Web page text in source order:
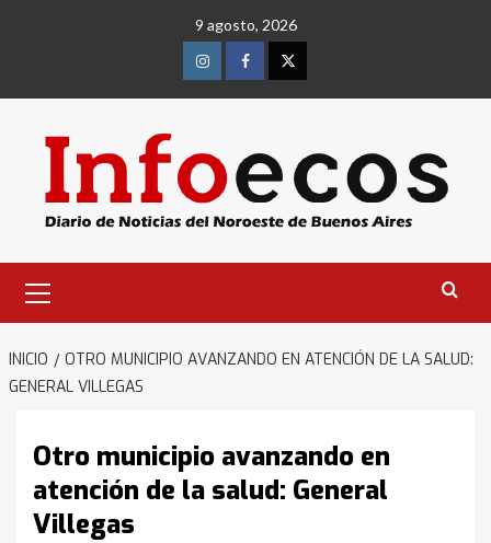
9 agosto, 2026
InstagramFacebookTwitter
primario
INICIO
OTRO MUNICIPIO AVANZANDO EN ATENCIÓN DE LA SALUD:
GENERAL VILLEGAS
Otro municipio avanzando en
atención de la salud: General
Villegas